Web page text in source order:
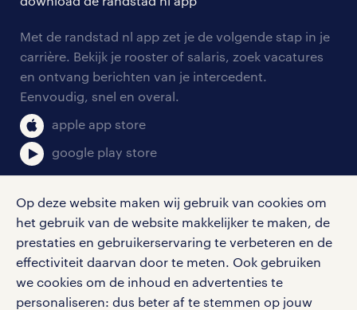
Op deze website maken wij gebruik van cookies om
het gebruik van de website makkelijker te maken, de
prestaties en gebruikerservaring te verbeteren en de
effectiviteit daarvan door te meten. Ook gebruiken
we cookies om de inhoud en advertenties te
personaliseren: dus beter af te stemmen op jouw
tarieven
personeel gezocht
aanmelden nieuwsbrief
blogs en artikelen
salarischecker
bruto-netto calculator
onze vestigingen
pers
klachten en misstanden
Met de randstad nl app zet je de volgende stap in je
carrière. Bekijk je rooster of salaris, zoek vacatures
en ontvang berichten van je intercedent.
Eenvoudig, snel en overal.
apple app store
google play store
social media
Volg ons voor de leukste content omtrent
vacatures, solliciteren en inspiratie.